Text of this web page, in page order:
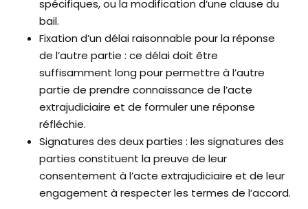
spécifiques, ou la modification d’une clause du
bail.
Fixation d’un délai raisonnable pour la réponse
de l’autre partie : ce délai doit être
suffisamment long pour permettre à l’autre
partie de prendre connaissance de l’acte
extrajudiciaire et de formuler une réponse
réfléchie.
Signatures des deux parties : les signatures des
parties constituent la preuve de leur
consentement à l’acte extrajudiciaire et de leur
engagement à respecter les termes de l’accord.